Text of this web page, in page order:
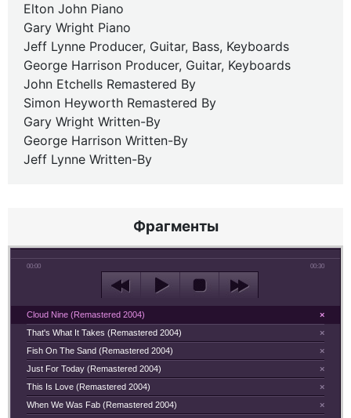
Elton John Piano
Gary Wright Piano
Jeff Lynne Producer, Guitar, Bass, Keyboards
George Harrison Producer, Guitar, Keyboards
John Etchells Remastered By
Simon Heyworth Remastered By
Gary Wright Written-By
George Harrison Written-By
Jeff Lynne Written-By
Фрагменты
00:00 00:30
×
Cloud Nine (Remastered 2004)
×
That's What It Takes (Remastered 2004)
×
Fish On The Sand (Remastered 2004)
×
Just For Today (Remastered 2004)
×
This Is Love (Remastered 2004)
×
When We Was Fab (Remastered 2004)